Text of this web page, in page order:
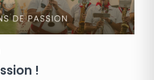
!